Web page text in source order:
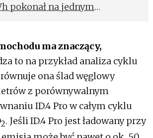
pokonał na jednym
ma znaczący,
to na przykład analiza cyklu
ona ślad węglowy
z porównywalnym
ID.4 Pro w całym cyklu
2. Jeśli ID.4 Pro jest ładowany przy